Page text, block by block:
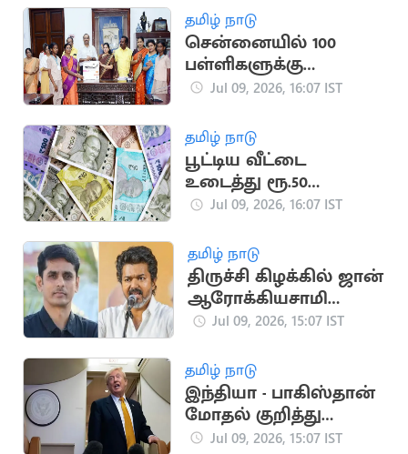
தமிழ் நாடு
சென்னையில் 100
பள்ளிகளுக்கு
பிரிண்டர் வழங்கிய
Jul 09, 2026, 16:07 IST
தமிழ் நாடு
பூட்டிய வீட்டை
உடைத்து ரூ.50
ஆயிரம், வெள்ளி
Jul 09, 2026, 16:07 IST
தமிழ் நாடு
திருச்சி கிழக்கில் ஜான்
ஆரோக்கியசாமி
போட்டி?
Jul 09, 2026, 15:07 IST
தமிழ் நாடு
இந்தியா - பாகிஸ்தான்
மோதல் குறித்து
அமெரிக்க அதிபர்
Jul 09, 2026, 15:07 IST